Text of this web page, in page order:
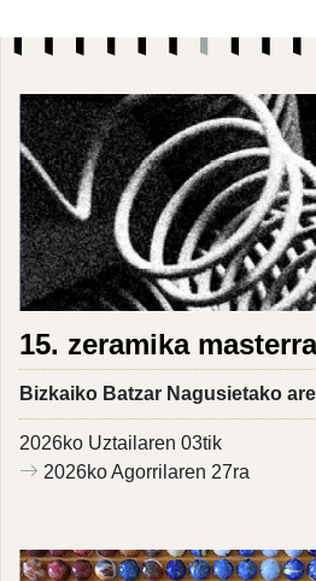
15. zeramika masterra
Bizkaiko Batzar Nagusietako
2026ko Uztailaren 03tik
2026ko Agorrilaren 27ra